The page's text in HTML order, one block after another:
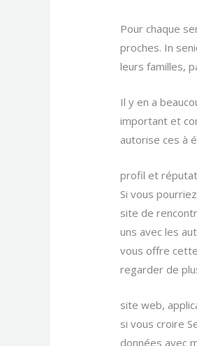
Pour chaque
proches. In
leurs familles,
Il y en a
important et
autorise ces à
profil et
Si vous
site de
uns avec les
vous offre
regarder de
site web,
si vous croire
données avec